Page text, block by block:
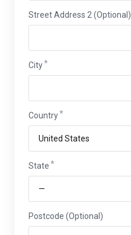
Street Address 2 (Optional)
City
Country
State
Postcode (Optional)